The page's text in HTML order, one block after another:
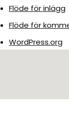
Flöde för inlägg
Flöde för
WordPress.org